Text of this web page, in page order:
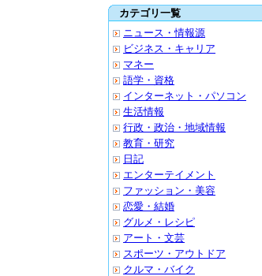
カテゴリ一覧
ニュース・情報源
ビジネス・キャリア
マネー
語学・資格
インターネット・パソコン
生活情報
行政・政治・地域情報
教育・研究
日記
エンターテイメント
ファッション・美容
恋愛・結婚
グルメ・レシピ
アート・文芸
スポーツ・アウトドア
クルマ・バイク